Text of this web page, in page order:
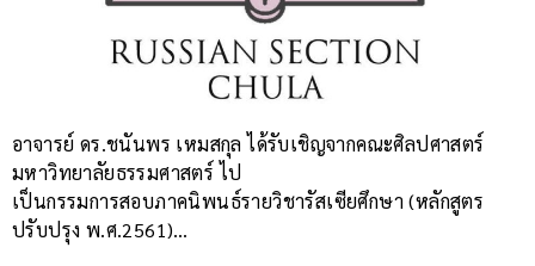
อาจารย์ ดร.ชนันพร เหมสกุล ได้รับเชิญจากคณะศิลปศาสตร์
มหาวิทยาลัยธรรมศาสตร์ ไป
เป็นกรรมการสอบภาคนิพนธ์รายวิชารัสเซียศึกษา (หลักสูตร
ปรับปรุง พ.ศ.2561)…